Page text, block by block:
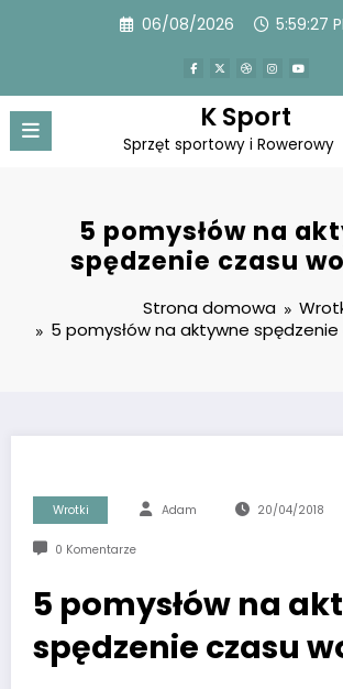
06/08/2026 5:59:28
K Sport
Sprzęt sportowy i Rowerowy
5 pomysłów na
spędzenie czasu
Strona domowa
5 pomysłów na aktywne
Wrotki Adam 20/04/2018
0 Komentarze
5 pomysłów na
spędzenie czasu